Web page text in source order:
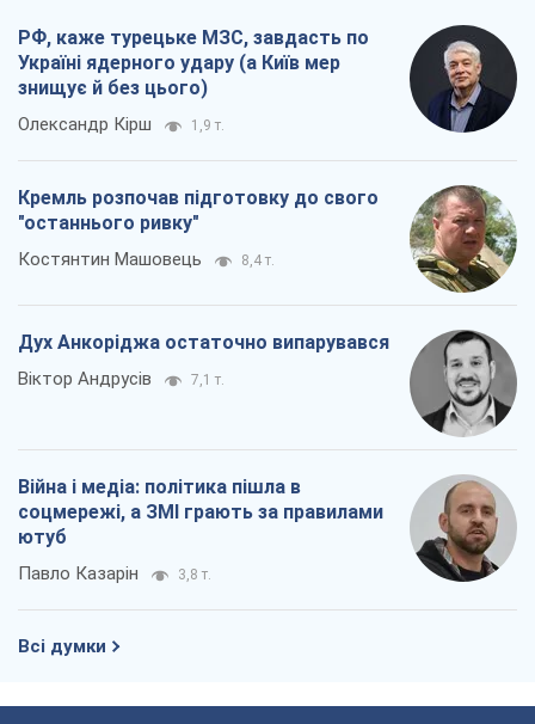
РФ, каже турецьке МЗС, завдасть по
Україні ядерного удару (а Київ мер
знищує й без цього)
Олександр Кірш 1,9 т.
Кремль розпочав підготовку до свого
"останнього ривку"
Костянтин Машовець 8,4 т.
Дух Анкоріджа остаточно випарувався
Віктор Андрусів 7,1 т.
Війна і медіа: політика пішла в
соцмережі, а ЗМІ грають за правилами
ютуб
Павло Казарін 3,8 т.
Всі думки